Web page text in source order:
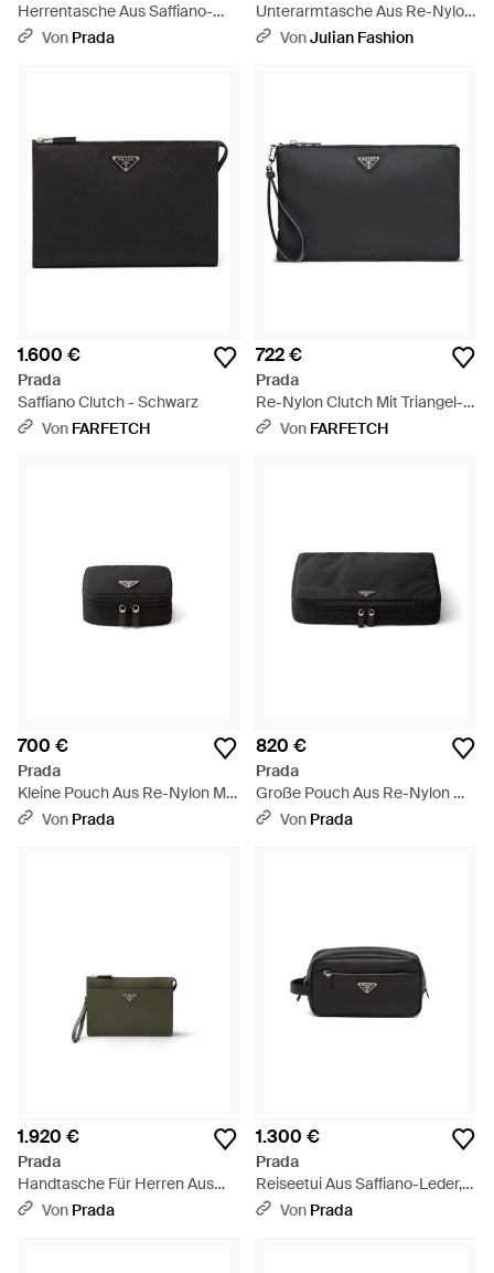
Herrentasche Aus Saffiano-
Leder, Herren - Schwarz
Von Prada
Unterarmtasche Aus Re-Nylon
- Schwarz
VonJulian Fashion
1.600 €
Prada
Saffiano Clutch - Schwarz
Von FARFETCH
722 €
Prada
Re-Nylon Clutch Mit Triangel-
Logo - Schwarz
Von FARFETCH
700 €
Prada
Kleine Pouch Aus Re-Nylon Mit
Reißverschluss, Herren -
Von Prada
820 €
Prada
Große Pouch Aus Re-Nylon Mit
Reißverschluss, Herren -
Von Prada
1.920 €
Prada
Handtasche Für Herren Aus
Saffiano-Leder, Herren - Grün
Von Prada
1.300 €
Prada
Reiseetui Aus Saffiano-Leder,
Herren - Schwarz
Von Prada